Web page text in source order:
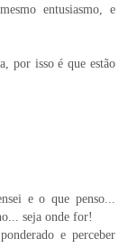
entusiasmo, e
por isso é que estão
e o que penso...
seja onde for!
e perceber